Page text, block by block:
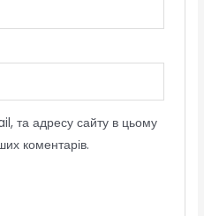
та адресу сайту в цьому
коментарів.